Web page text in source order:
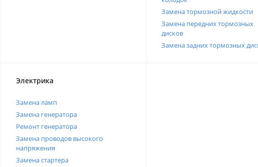
Замена тормозной жидкости
Замена передних тормозных
дисков
Замена задних тормозных
Электрика
Замена ламп
Замена генератора
Ремонт генератора
Замена проводов высокого
напряжения
Замена стартера